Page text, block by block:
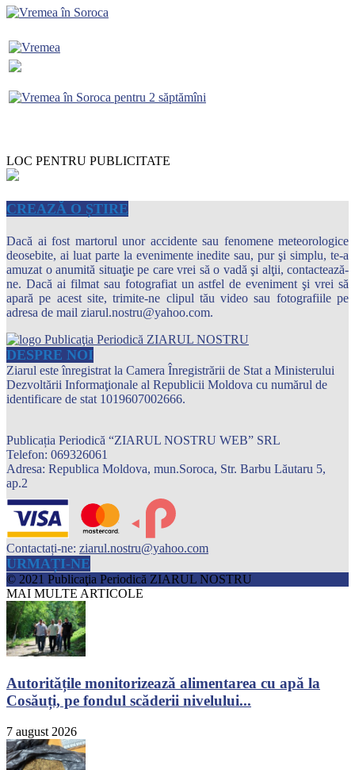
LOC PENTRU PUBLICITATE
CREAZĂ O ȘTIRE
Dacă ai fost martorul unor accidente sau fenomene meteorologice
deosebite, ai luat parte la evenimente inedite sau, pur şi simplu, te-a
amuzat o anumită situaţie pe care vrei să o vadă şi alţii, contactează-
ne. Dacă ai filmat sau fotografiat un astfel de eveniment şi vrei să
apară pe acest site, trimite-ne clipul tău video sau fotografiile pe
adresa de mail ziarul.nostru@yahoo.com.
DESPRE NOI
Ziarul este înregistrat la Camera Înregistrării de Stat a Ministerului
Dezvoltării Informaţionale al Republicii Moldova cu numărul de
identificare de stat 1019607002666.
Publicația Periodică “ZIARUL NOSTRU WEB” SRL
Telefon: 069326061
Adresa: Republica Moldova, mun.Soroca, Str. Barbu Lăutaru 5,
ap.2
Contactați-ne: ziarul.nostru@yahoo.com
URMAȚI-NE
© 2021 Publicaţia Periodică ZIARUL NOSTRU
MAI MULTE ARTICOLE
Autoritățile monitorizează alimentarea cu apă la
Cosăuți, pe fondul scăderii nivelului...
7 august 2026